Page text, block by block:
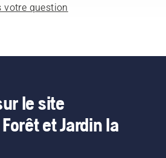
votre question
le site
et Jardin la